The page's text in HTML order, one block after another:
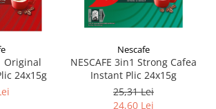
Original
24x15g
Nescafe
NESCAFE 3in1 Strong Cafea
Instant Plic 24x15g
25,31 Lei
24,60 Lei